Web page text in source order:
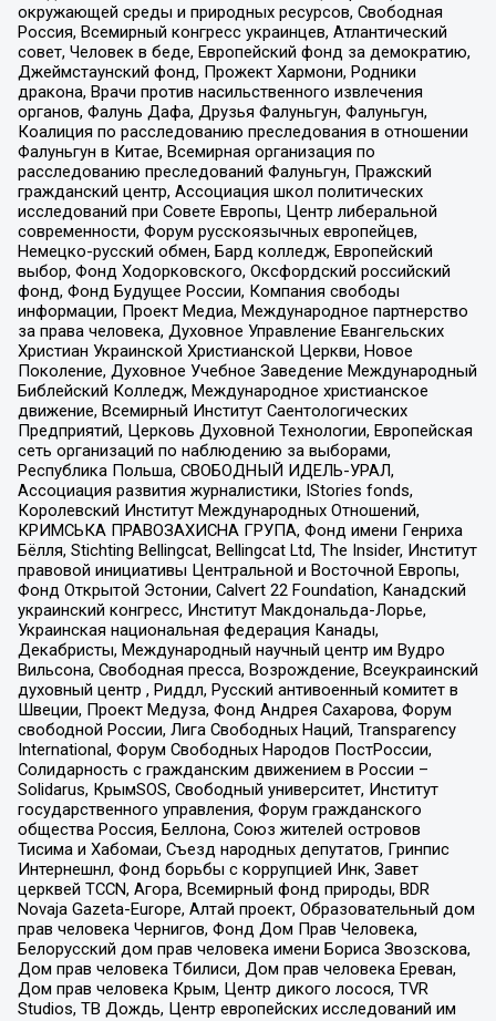
окружающей среды и природных ресурсов, Свободная
Россия, Всемирный конгресс украинцев, Атлантический
совет, Человек в беде, Европейский фонд за демократию,
Джеймстаунский фонд, Прожект Хармони, Родники
дракона, Врачи против насильственного извлечения
органов, Фалунь Дафа, Друзья Фалуньгун, Фалуньгун,
Коалиция по расследованию преследования в отношении
Фалуньгун в Китае, Всемирная организация по
расследованию преследований Фалуньгун, Пражский
гражданский центр, Ассоциация школ политических
исследований при Совете Европы, Центр либеральной
современности, Форум русскоязычных европейцев,
Немецко-русский обмен, Бард колледж, Европейский
выбор, Фонд Ходорковского, Оксфордский российский
фонд, Фонд Будущее России, Компания свободы
информации, Проект Медиа, Международное партнерство
за права человека, Духовное Управление Евангельских
Христиан Украинской Христианской Церкви, Новое
Поколение, Духовное Учебное Заведение Международный
Библейский Колледж, Международное христианское
движение, Всемирный Институт Саентологических
Предприятий, Церковь Духовной Технологии, Европейская
сеть организаций по наблюдению за выборами,
Республика Польша, СВОБОДНЫЙ ИДЕЛЬ-УРАЛ,
Ассоциация развития журналистики, IStories fonds,
Королевский Институт Международных Отношений,
КРИМСЬКА ПРАВОЗАХИСНА ГРУПА, Фонд имени Генриха
Бёлля, Stichting Bellingcat, Bellingcat Ltd, The Insider, Институт
правовой инициативы Центральной и Восточной Европы,
Фонд Открытой Эстонии, Calvert 22 Foundation, Канадский
украинский конгресс, Институт Макдональда-Лорье,
Украинская национальная федерация Канады,
Декабристы, Международный научный центр им Вудро
Вильсона, Свободная пресса, Возрождение, Всеукраинский
духовный центр , Риддл, Русский антивоенный комитет в
Швеции, Проект Медуза, Фонд Андрея Сахарова, Форум
свободной России, Лига Свободных Наций, Transparеncy
International, Форум Свободных Народов ПостРоссии,
Солидарность с гражданским движением в России –
Solidarus, КрымSOS, Свободный университет, Институт
государственного управления, Форум гражданского
общества Россия, Беллона, Союз жителей островов
Тисима и Хабомаи, Съезд народных депутатов, Гринпис
Интернешнл, Фонд борьбы с коррупцией Инк, Завет
церквей TCCN, Агора, Всемирный фонд природы, BDR
Novaja Gazeta-Europe, Алтай проект, Образовательный дом
прав человека Чернигов, Фонд Дом Прав Человека,
Белорусский дом прав человека имени Бориса Звозскова,
Дом прав человека Тбилиси, Дом прав человека Ереван,
Дом прав человека Крым, Центр дикого лосося, TVR
Studios, ТВ Дождь, Центр европейских исследований им